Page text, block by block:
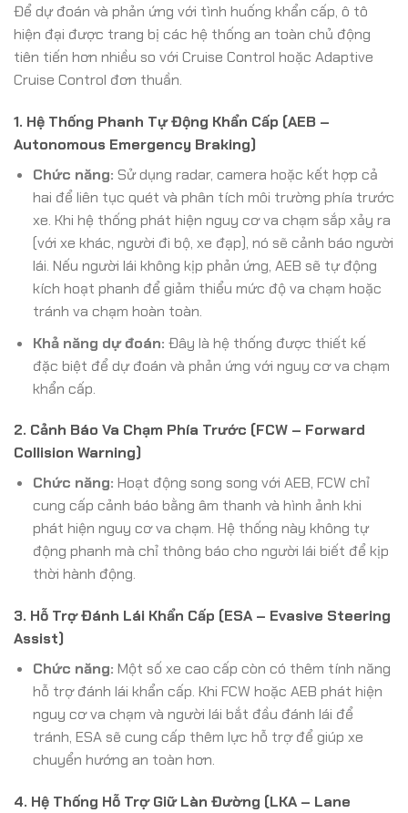
Để dự đoán và phản ứng với tình huống khẩn cấp, ô tô
hiện đại được trang bị các hệ thống an toàn chủ động
tiên tiến hơn nhiều so với Cruise Control hoặc Adaptive
Cruise Control đơn thuần.
1. Hệ Thống Phanh Tự Động Khẩn Cấp (AEB –
Autonomous Emergency Braking)
Chức năng: Sử dụng radar, camera hoặc kết hợp cả
hai để liên tục quét và phân tích môi trường phía trước
xe. Khi hệ thống phát hiện nguy cơ va chạm sắp xảy ra
(với xe khác, người đi bộ, xe đạp), nó sẽ cảnh báo người
lái. Nếu người lái không kịp phản ứng, AEB sẽ tự động
kích hoạt phanh để giảm thiểu mức độ va chạm hoặc
tránh va chạm hoàn toàn.
Khả năng dự đoán: Đây là hệ thống được thiết kế
đặc biệt để dự đoán và phản ứng với nguy cơ va chạm
khẩn cấp.
2. Cảnh Báo Va Chạm Phía Trước (FCW – Forward
Collision Warning)
Chức năng: Hoạt động song song với AEB, FCW chỉ
cung cấp cảnh báo bằng âm thanh và hình ảnh khi
phát hiện nguy cơ va chạm. Hệ thống này không tự
động phanh mà chỉ thông báo cho người lái biết để kịp
thời hành động.
3. Hỗ Trợ Đánh Lái Khẩn Cấp (ESA – Evasive Steering
Assist)
Chức năng: Một số xe cao cấp còn có thêm tính năng
hỗ trợ đánh lái khẩn cấp. Khi FCW hoặc AEB phát hiện
nguy cơ va chạm và người lái bắt đầu đánh lái để
tránh, ESA sẽ cung cấp thêm lực hỗ trợ để giúp xe
chuyển hướng an toàn hơn.
4. Hệ Thống Hỗ Trợ Giữ Làn Đường (LKA – Lane